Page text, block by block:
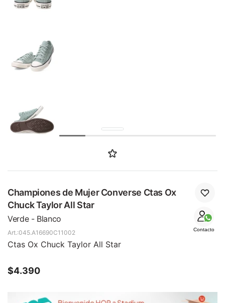
Championes de Mujer Converse Ctas Ox
Chuck Taylor All Star
Verde - Blanco
Contacto
045.A16690C11002
Ctas Ox Chuck Taylor All Star
$4.390